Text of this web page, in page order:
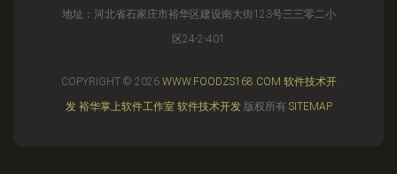
地址：河北省石家庄市裕华区建设南大街123号三三零二小
区24-2-401
COPYRIGHT © 2026 WWW.FOODZS168.COM 软件技术开
发 裕华掌上软件工作室 软件技术开发版权所有 SITEMAP